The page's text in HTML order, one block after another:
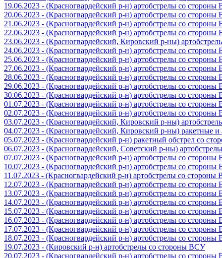
19.06.2023 - (Красногвардейский р-н) артобстрелы со
20.06.2023 - (Красногвардейский р-н) артобстрелы со
21.06.2023 - (Красногвардейский р-н) артобстрелы со
22.06.2023 - (Красногвардейский р-н) артобстрелы со
23.06.2023 - (Красногвардейский, Кировский р-ны)
24.06.2023 - (Красногвардейский р-н) артобстрелы со
25.06.2023 - (Красногвардейский р-н) артобстрелы со
27.06.2023 - (Красногвардейский р-н) артобстрелы со
28.06.2023 - (Красногвардейский р-н) артобстрелы со
29.06.2023 - (Красногвардейский р-н) артобстрелы со
30.06.2023 - (Красногвардейский р-н) артобстрелы со
01.07.2023 - (Красногвардейский р-н) артобстрелы со
02.07.2023 - (Красногвардейский р-н) артобстрелы со
03.07.2023 - (Красногвардейский, Кировский р-ны)
04.07.2023 - (Красногвардейский, Кировский р-ны) ракетные
05.07.2023 - (Красногвардейский р-н) ракетный обстрел со
06.07.2023 - (Красногвардейский, Советский р-ны)
07.07.2023 - (Красногвардейский р-н) артобстрелы со
10.07.2023 - (Красногвардейский р-н) артобстрелы со
11.07.2023 - (Красногвардейский р-н) артобстрелы со стороны
12.07.2023 - (Красногвардейский р-н) артобстрелы со
13.07.2023 - (Красногвардейский р-н) артобстрелы со
14.07.2023 - (Красногвардейский р-н) артобстрелы со
15.07.2023 - (Красногвардейский р-н) артобстрелы со
16.07.2023 - (Красногвардейский р-н) артобстрелы со
17.07.2023 - (Красногвардейский р-н) артобстрелы со
18.07.2023 - (Красногвардейский р-н) артобстрелы со
19.07.2023 - (Кировский р-н) артобстрелы со стороны ВСУ
20.07.2023 - (Красногвардейский р-н) артобстрелы со